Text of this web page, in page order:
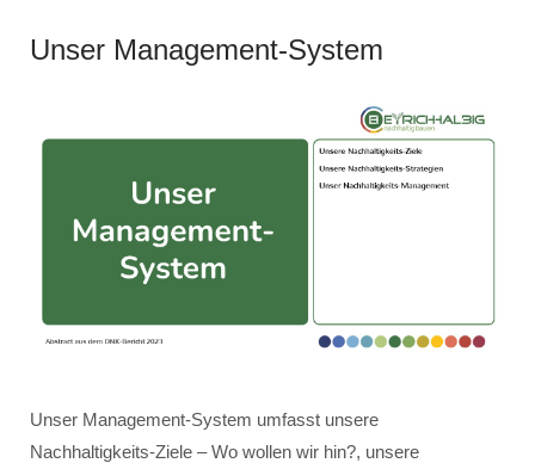
Unser Management-System
Unser Management-System umfasst unsere
Nachhaltigkeits-Ziele – Wo wollen wir hin?, unsere